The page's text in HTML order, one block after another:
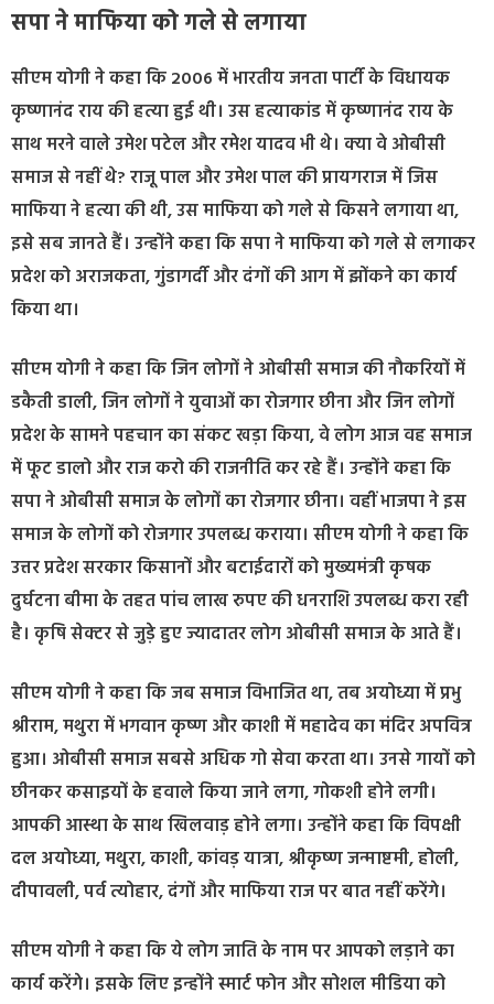
सपा ने माफिया को गले से लगाया
सीएम योगी ने कहा कि 2006 में भारतीय जनता पार्टी के विधायक
कृष्णानंद राय की हत्या हुई थी। उस हत्याकांड में कृष्णानंद राय के
साथ मरने वाले उमेश पटेल और रमेश यादव भी थे। क्या वे ओबीसी
समाज से नहीं थे? राजू पाल और उमेश पाल की प्रायगराज में जिस
माफिया ने हत्या की थी, उस माफिया को गले से किसने लगाया था,
इसे सब जानते हैं। उन्होंने कहा कि सपा ने माफिया को गले से लगाकर
प्रदेश को अराजकता, गुंडागर्दी और दंगों की आग में झोंकने का कार्य
किया था।
सीएम योगी ने कहा कि जिन लोगों ने ओबीसी समाज की नौकरियों में
डकैती डाली, जिन लोगों ने युवाओं का रोजगार छीना और जिन लोगों
प्रदेश के सामने पहचान का संकट खड़ा किया, वे लोग आज वह समाज
में फूट डालो और राज करो की राजनीति कर रहे हैं। उन्होंने कहा कि
सपा ने ओबीसी समाज के लोगों का रोजगार छीना। वहीं भाजपा ने इस
समाज के लोगों को रोजगार उपलब्ध कराया। सीएम योगी ने कहा कि
उत्तर प्रदेश सरकार किसानों और बटाईदारों को मुख्यमंत्री कृषक
दुर्घटना बीमा के तहत पांच लाख रुपए की धनराशि उपलब्ध करा रही
है। कृषि सेक्टर से जुड़े हुए ज्यादातर लोग ओबीसी समाज के आते हैं।
सीएम योगी ने कहा कि जब समाज विभाजित था, तब अयोध्या में प्रभु
श्रीराम, मथुरा में भगवान कृष्ण और काशी में महादेव का मंदिर अपवित्र
हुआ। ओबीसी समाज सबसे अधिक गो सेवा करता था। उनसे गायों को
छीनकर कसाइयों के हवाले किया जाने लगा, गोकशी होने लगी।
आपकी आस्था के साथ खिलवाड़ होने लगा। उन्होंने कहा कि विपक्षी
दल अयोध्या, मथुरा, काशी, कांवड़ यात्रा, श्रीकृष्ण जन्माष्टमी, होली,
दीपावली, पर्व त्योहार, दंगों और माफिया राज पर बात नहीं करेंगे।
सीएम योगी ने कहा कि ये लोग जाति के नाम पर आपको लड़ाने का
कार्य करेंगे। इसके लिए इन्होंने स्मार्ट फोन और सोशल मीडिया को